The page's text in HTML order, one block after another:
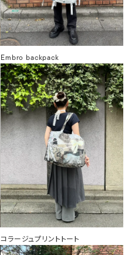
Embro backpack
コラージュプリントトート